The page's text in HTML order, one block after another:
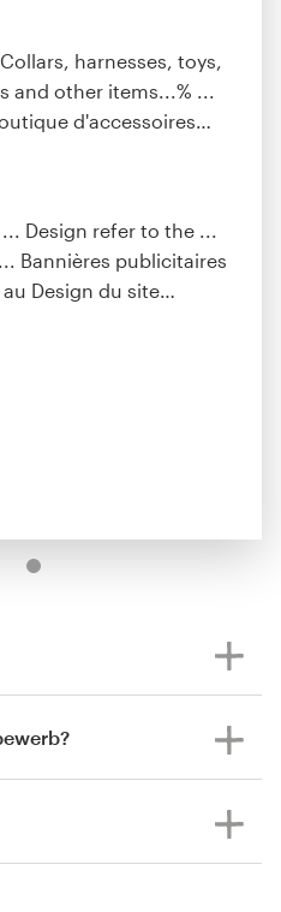
harnesses, toys,
and other items...% ...
d'accessoires
Design refer to the ...
Bannières publicitaires
Design du site